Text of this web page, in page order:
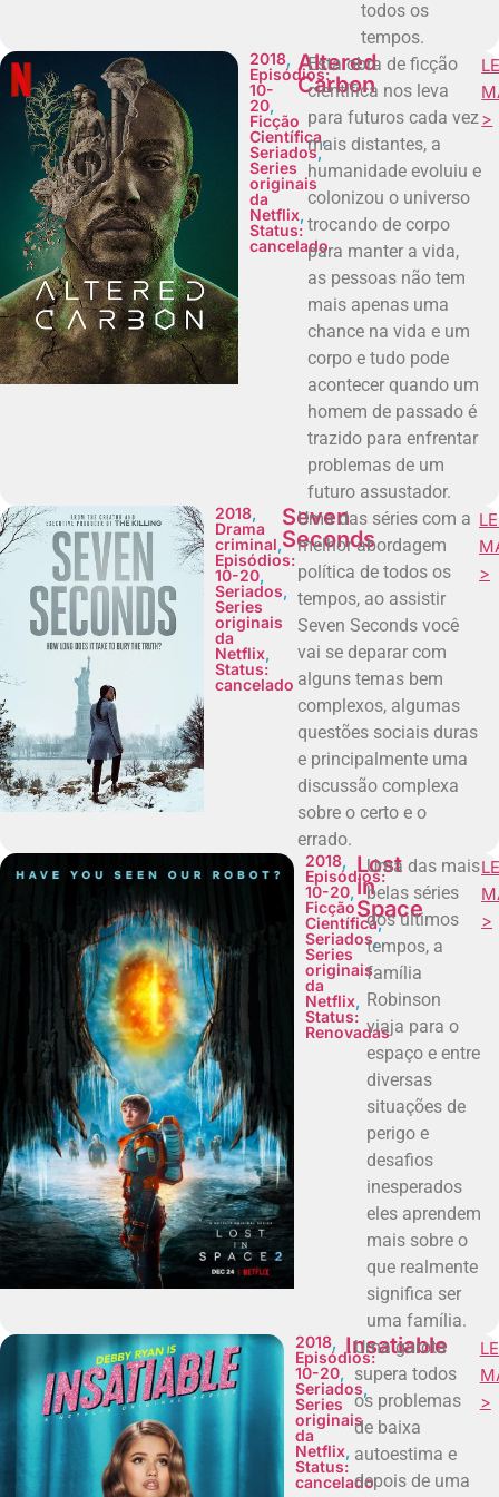
todos os
tempos.
2018,
Episódios:
10-
20,
Ficção
Científica,
Seriados,
Series
originais
da
Netflix,
Status:
cancelado
Altered
Carbon
Esta obra de ficção
científica nos leva
para futuros cada vez
mais distantes, a
humanidade evoluiu e
colonizou o universo
trocando de corpo
para manter a vida,
as pessoas não tem
mais apenas uma
chance na vida e um
corpo e tudo pode
acontecer quando um
homem de passado é
trazido para enfrentar
problemas de um
futuro assustador.
>
2018,
Drama
criminal,
Episódios:
10-20,
Seriados,
Series
originais
da
Netflix,
Status:
cancelado
Seven
Seconds
Uma das séries com a
melhor abordagem
política de todos os
tempos, ao assistir
Seven Seconds você
vai se deparar com
alguns temas bem
complexos, algumas
questões sociais duras
e principalmente uma
discussão complexa
sobre o certo e o
errado.
>
2018,
Episódios:
10-20,
Ficção
Científica,
Seriados,
Series
originais
da
Netflix,
Status:
Renovadas
Lost
in
Space
Uma das mais
belas séries
dos últimos
tempos, a
família
Robinson
viaja para o
espaço e entre
diversas
situações de
perigo e
desafios
inesperados
eles aprendem
mais sobre o
que realmente
significa ser
uma família.
>
2018,
Episódios:
10-20,
Seriados,
Series
originais
da
Netflix,
Status:
cancelado
Insatiable
Uma garota
supera todos
os problemas
de baixa
autoestima e
depois de uma
>